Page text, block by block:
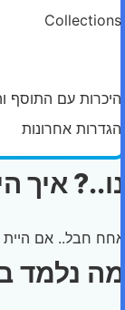
Collections
היכרות עם התוסף
הגדרות אחרונות
נו..? איך
אחח חבל.. אם היית
מה נלמד